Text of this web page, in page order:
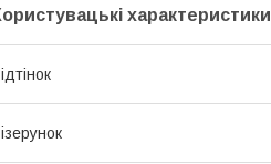
характеристики